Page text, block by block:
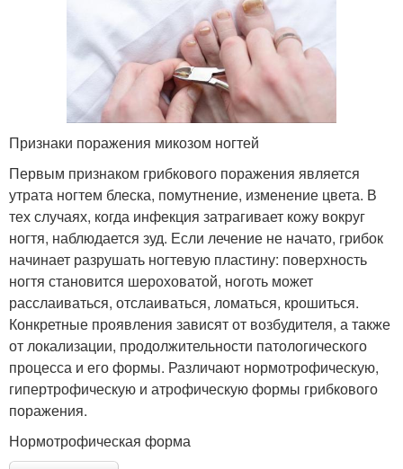
Признаки поражения микозом ногтей
Первым признаком грибкового поражения является
утрата ногтем блеска, помутнение, изменение цвета. В
тех случаях, когда инфекция затрагивает кожу вокруг
ногтя, наблюдается зуд. Если лечение не начато, грибок
начинает разрушать ногтевую пластину: поверхность
ногтя становится шероховатой, ноготь может
расслаиваться, отслаиваться, ломаться, крошиться.
Конкретные проявления зависят от возбудителя, а также
от локализации, продолжительности патологического
процесса и его формы. Различают нормотрофическую,
гипертрофическую и атрофическую формы грибкового
поражения.
Нормотрофическая форма